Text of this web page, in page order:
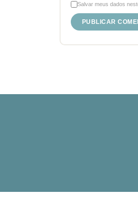
Salvar meus dados